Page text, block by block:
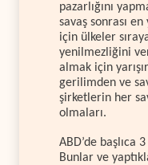
pazarlığını
savaş sonrası
için ülkeler
yenilmezliğini
almak için
gerilimden ve
şirketlerin her
olmaları.
ABD’de başlıca
Bunlar ve